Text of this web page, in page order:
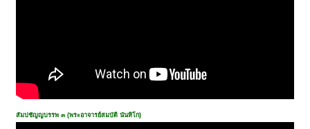
สัมปชัญญบรรพ ๓ (พระอาจารย์สมบัติ นันทิโก)